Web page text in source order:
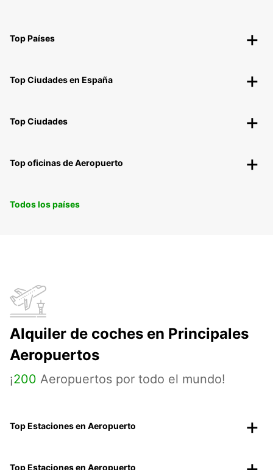
Top Países
Top Ciudades en España
Top Ciudades
Top oficinas de Aeropuerto
Todos los países
Alquiler de coches en Principales
Aeropuertos
¡200 Aeropuertos por todo el mundo!
Top Estaciones en Aeropuerto
Top Estaciones en Aeropuerto